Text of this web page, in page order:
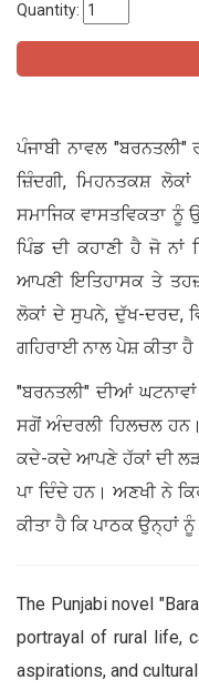
Quantity:
ਪੰਜਾਬੀ ਨਾਵਲ
ਜ਼ਿੰਦਗੀ, ਮਿਹਨਤਕਸ਼
ਸਮਾਜਿਕ ਵਾਸਤਵਿਕਤਾ
ਪਿੰਡ ਦੀ ਕਹਾਣੀ ਹੈ ਜੋ
ਆਪਣੀ ਇਤਿਹਾਸਕ ਤੇ
ਲੋਕਾਂ ਦੇ ਸੁਪਨੇ, ਦੁੱਖ-ਦਰਦ,
ਗਹਿਰਾਈ ਨਾਲ ਪੇਸ਼ ਕੀਤਾ
"ਬਰਨਤਲੀ" ਦੀਆਂ
ਸਗੋਂ ਅੰਦਰਲੀ ਹਿਲਚਲ
ਕਦੇ-ਕਦੇ ਆਪਣੇ ਹੱਕਾਂ ਦੀ
ਪਾ ਦਿੰਦੇ ਹਨ। ਅਣਖੀ ਨੇ
ਕੀਤਾ ਹੈ ਕਿ ਪਾਠਕ
The Punjabi novel
portrayal of rural life,
aspirations, and